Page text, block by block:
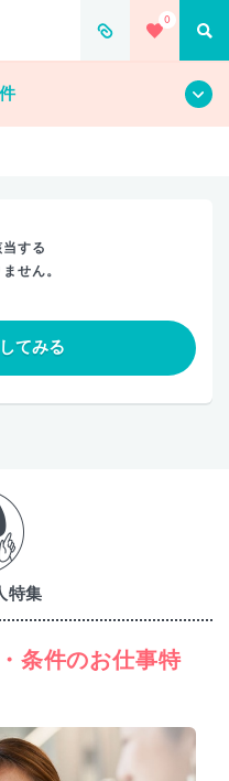
0
する
せん。
てみる
特集
条件のお仕事特